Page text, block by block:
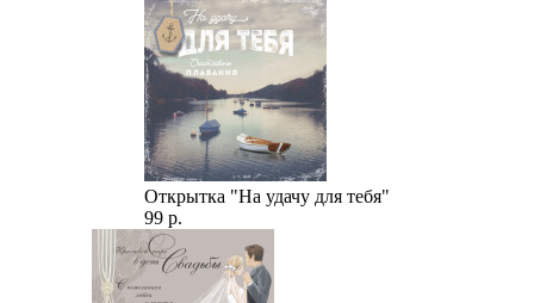
Открытка "На удачу для тебя"
99 р.